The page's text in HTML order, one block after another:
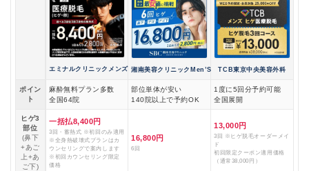
エミナルクリニックメンズ 湘南美容クリニックMen’S TCB東京中央美容外科
ポイン
ト
麻酔無料プラン多数
全国64院
部位単体が安い
140院以上で予約OK
1度に5回分予約可能
全国展開
ヒゲ3
部位
(鼻下
+あご
上+あ
ご下)
一括払8,400円
3回・蓄熱式 ※初回のみ適用
※全身熱破壊式プランはカ
ウンセリングで案内します
※初回カウンセリング限定
価格
16,800円
6回
13,000円
3回 ※ヒゲ脱毛オーダーメイ
ド
初回限定クーポン適用価格
（通常38,000円）